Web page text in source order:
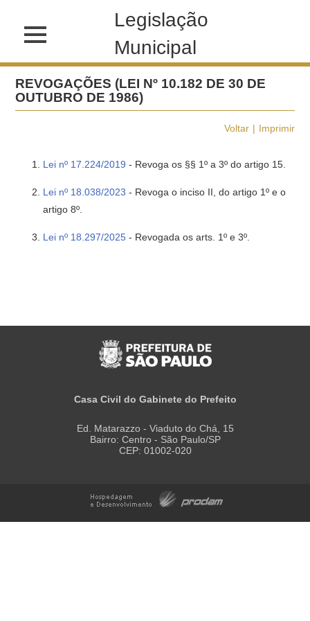
Legislação
Municipal
REVOGAÇÕES (LEI Nº 10.182 DE 30 DE
OUTUBRO DE 1986)
Voltar Imprimir
Lei nº 17.224/2019 - Revoga os §§ 1º a 3º do artigo 15.
Lei nº 18.038/2023 - Revoga o inciso II, do artigo 1º e o
artigo 8º.
Lei nº 18.297/2025 - Revogada os arts. 1º e 3º.
Casa Civil do Gabinete do Prefeito
Ed. Matarazzo - Viaduto do Chá, 15
Bairro: Centro - São Paulo/SP
CEP: 01002-020